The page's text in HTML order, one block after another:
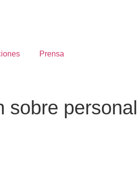
Prensa
sobre personal